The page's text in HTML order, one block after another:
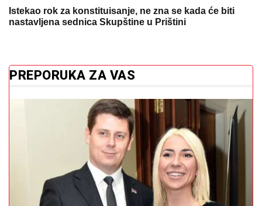
Istekao rok za konstituisanje, ne zna se kada će biti
nastavljena sednica Skupštine u Prištini
PREPORUKA ZA VAS